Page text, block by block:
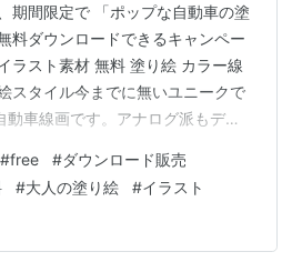
期間限定で 「ポップな自動車の塗
料ダウンロードできるキャンペー
ラスト素材 無料 塗り絵 カラー線
スタイル今までに無いユニークで
動車線画です。アナログ派もデジ
鉛筆や色鉛筆を使って塗れば、
品に仕上がります。デジタル派
ントや配色ソフトを使ってカラ
か？気軽に試せて、SNS投稿用の
#free #ダウンロード販売
#大人の塗り絵 #イラスト